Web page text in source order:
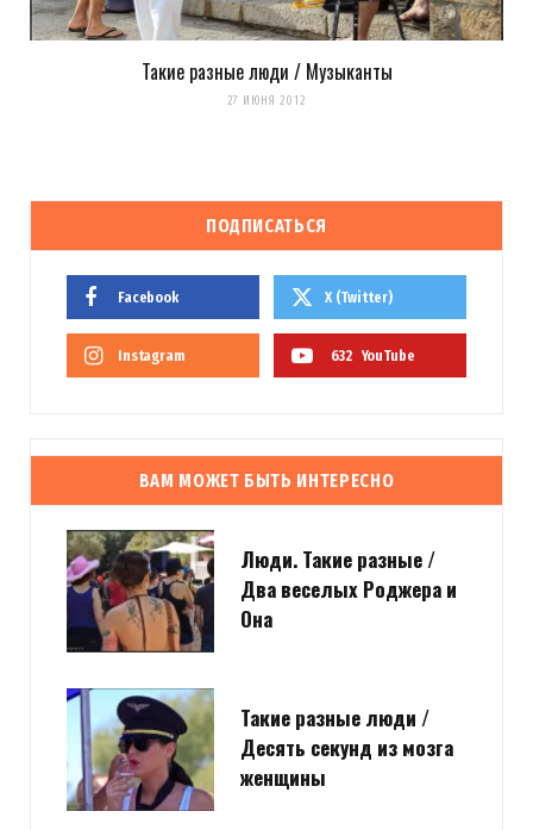
Такие разные люди / Музыканты
27 ИЮНЯ 2012
ПОДПИСАТЬСЯ
Facebook X (Twitter)
Instagram 632 YouTube
ВАМ МОЖЕТ БЫТЬ ИНТЕРЕСНО
Люди. Такие разные /
Два веселых Роджера и
Она
Такие разные люди /
Десять секунд из мозга
женщины